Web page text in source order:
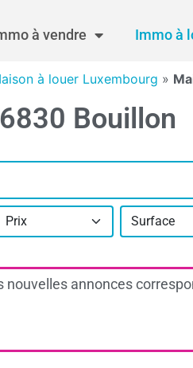
à vendre Immo à
à louer Luxembourg »
Bouillon
Prix Surface
annonces